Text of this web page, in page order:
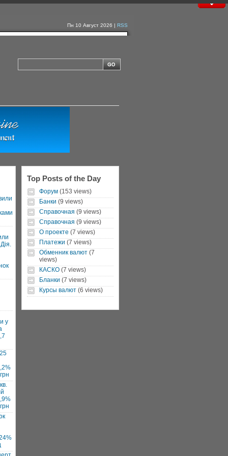
Пн 10 Август 2026 | RSS
у
Top Posts of the Day
Форум(153 views)
Банки (9 views)
Справочная (9 views)
Справочная (9 views)
О проекте (7 views)
Платежи (7 views)
Обменник валют(7
views)
КАСКО(7 views)
Бланки (7 views)
Курсы валют(6 views)